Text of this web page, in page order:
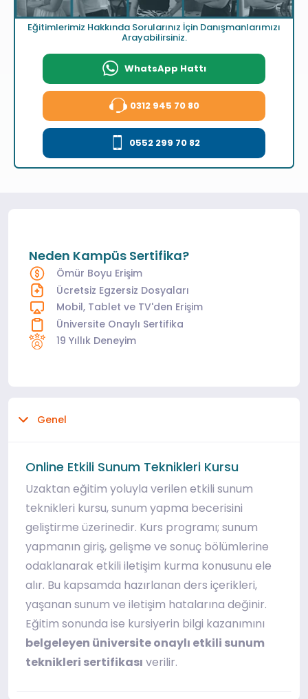
Eğitimlerimiz Hakkında Sorularınız İçin Danışmanlarımızı
Arayabilirsiniz.
WhatsApp Hattı
0312 945 70 80
0552 299 70 82
Neden Kampüs Sertifika?
Ömür Boyu Erişim
Ücretsiz Egzersiz Dosyaları
Mobil, Tablet ve TV'den Erişim
Üniversite Onaylı Sertifika
19 Yıllık Deneyim
Genel
Online Etkili Sunum Teknikleri Kursu
Uzaktan eğitim yoluyla verilen etkili sunum
teknikleri kursu, sunum yapma becerisini
geliştirme üzerinedir. Kurs programı; sunum
yapmanın giriş, gelişme ve sonuç bölümlerine
odaklanarak etkili iletişim kurma konusunu ele
alır. Bu kapsamda hazırlanan ders içerikleri,
yaşanan sunum ve iletişim hatalarına değinir.
Eğitim sonunda ise kursiyerin bilgi kazanımını
belgeleyen üniversite onaylı etkili sunum
teknikleri sertifikası verilir.